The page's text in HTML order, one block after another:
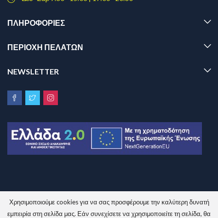
ΠΛΗΡΟΦΟΡΊΕΣ
ΠΕΡΙΟΧΗ ΠΕΛΑΤΩΝ
NEWSLETTER
Sinem.gr © 2026 All Rights Reserved.
Χρησιμοποιούμε cookies για να σας προσφέρουμε την καλύτερη δυνατή
εμπειρία στη σελίδα μας. Εάν συνεχίσετε να χρησιμοποιείτε τη σελίδα, θα